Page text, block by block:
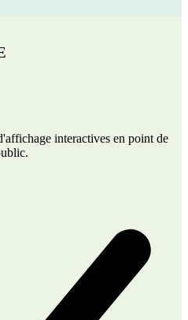
interactives en point de